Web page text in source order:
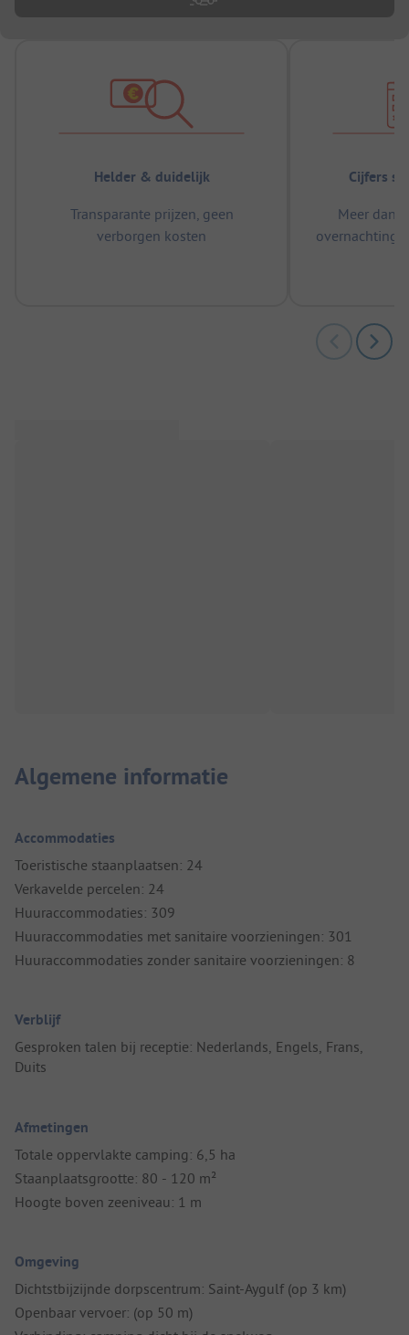
Helder & duidelijk
Transparante prijzen, geen
verborgen kosten
Cijfers
Meer dan
Algemene informatie
Accommodaties
Toeristische staanplaatsen: 24
Verkavelde percelen: 24
Huuraccommodaties: 309
Huuraccommodaties met sanitaire voorzieningen: 301
Huuraccommodaties zonder sanitaire voorzieningen: 8
Verblijf
Gesproken talen bij receptie: Nederlands, Engels, Frans,
Duits
Afmetingen
Totale oppervlakte camping: 6,5 ha
Staanplaatsgrootte: 80 - 120 m²
Hoogte boven zeeniveau: 1 m
Omgeving
Dichtstbijzijnde dorpscentrum: Saint-Aygulf (op 3 km)
Openbaar vervoer: (op 50 m)